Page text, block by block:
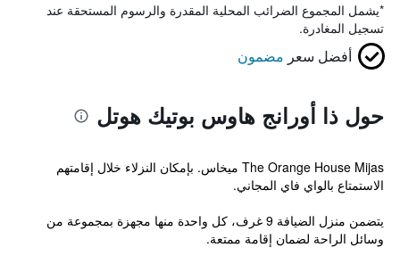
*يشمل المجموع الضرائب المحلية المقدرة والرسوم المستحقة عند
تسجيل المغادرة.
أفضل سعر مضمون
حول ذا أورانج هاوس بوتيك هوتل
The Orange House Mijas ميخاس. بإمكان النزلاء خلال إقامتهم
الاستمتاع بالواي فاي المجاني.
يتضمن منزل الضيافة 9 غرف، كل واحدة منها مجهزة بمجموعة من
وسائل الراحة لضمان إقامة ممتعة.